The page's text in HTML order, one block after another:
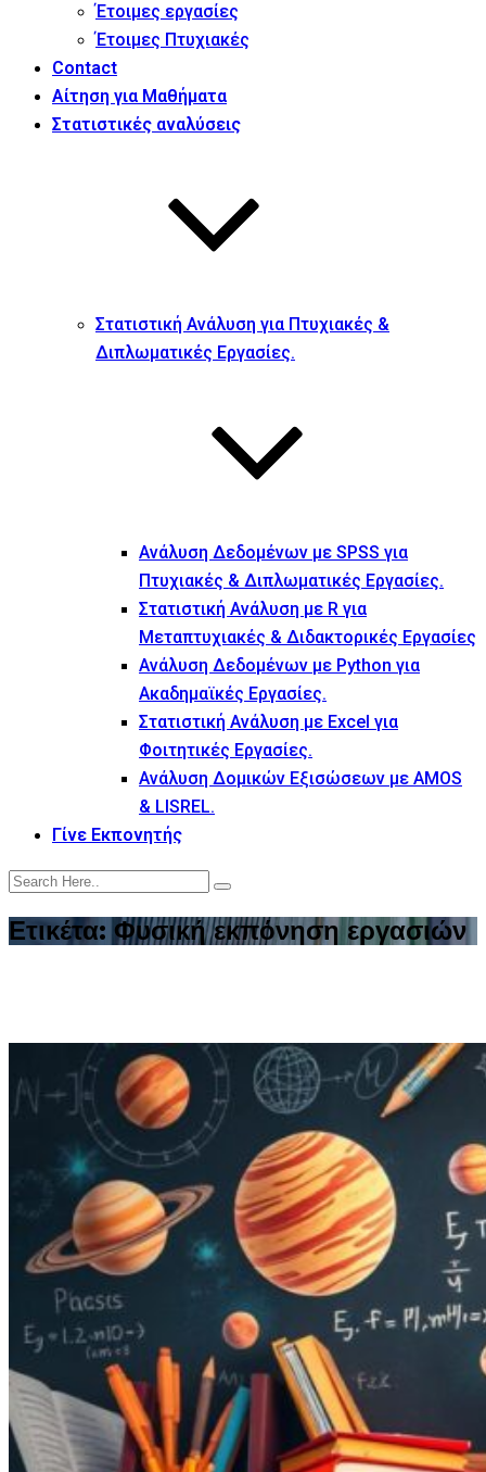
Έτοιμες εργασίες
Έτοιμες Πτυχιακές
Contact
Αίτηση για Μαθήματα
Στατιστικές αναλύσεις
Στατιστική Ανάλυση για Πτυχιακές &
Διπλωματικές Εργασίες.
Ανάλυση Δεδομένων με SPSS για
Πτυχιακές & Διπλωματικές Εργασίες.
Στατιστική Ανάλυση με R για
Μεταπτυχιακές & Διδακτορικές Εργασίες
Ανάλυση Δεδομένων με Python για
Ακαδημαϊκές Εργασίες.
Στατιστική Ανάλυση με Excel για
Φοιτητικές Εργασίες.
Ανάλυση Δομικών Εξισώσεων με AMOS
& LISREL.
Γίνε Εκπονητής
Ετικέτα: Φυσική εκπόνηση εργασιών